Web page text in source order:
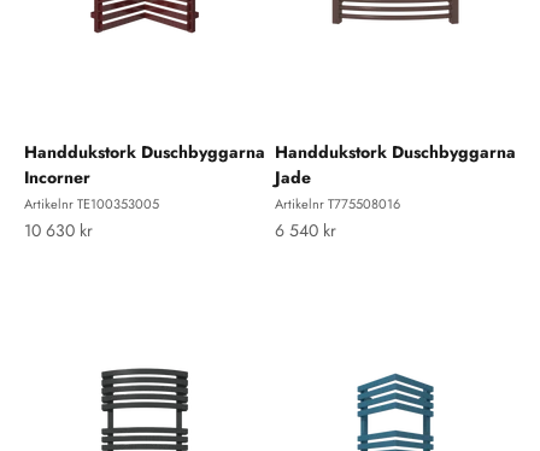
Handdukstork Duschbyggarna
Incorner
Artikelnr TE100353005
REA-pris
10 630 kr
Handdukstork Duschbyggarna
Jade
Artikelnr T775508016
REA-pris
6 540 kr